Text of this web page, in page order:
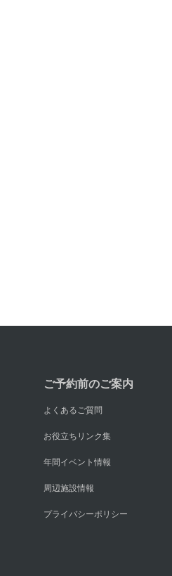
ご予約前のご案内
よくあるご質問
お役立ちリンク集
年間イベント情報
周辺施設情報
プライバシーポリシー